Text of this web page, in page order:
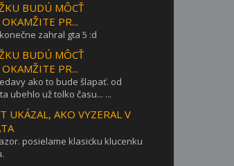
BUDÚ MÔCŤ
PR...
zahral gta 5 :d
BUDÚ MÔCŤ
PR...
ako to bude šlapať. od
ubehlo už tolko času... ...
UKÁZAL, AKO VYZERAL V
posielame klasicku klucenku